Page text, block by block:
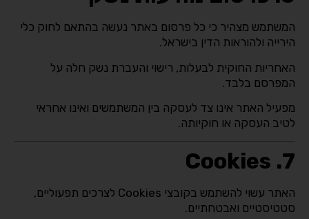
המשתמש מצהיר כי כל פרסום באתר נעשה בהתאם לחוק כלי
הירייה ולהוראות הדין בישראל.
האחריות החוקית לבעלות, רישוי והעברת נשק חלה על
המפרסם בלבד.
מפעיל האתר אינו צד לעסקה בין המשתמשים ואינו אחראי
לטיב העסקה או חוקיותה.
7. Cookies
האתר עשוי להשתמש בקובצי Cookies לצרכים תפעוליים,
סטטיסטיים ואבטחתיים.